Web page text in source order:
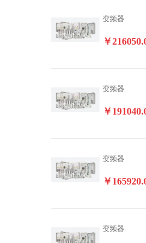
变频器
￥
变频器
￥
变频器
￥
变频器